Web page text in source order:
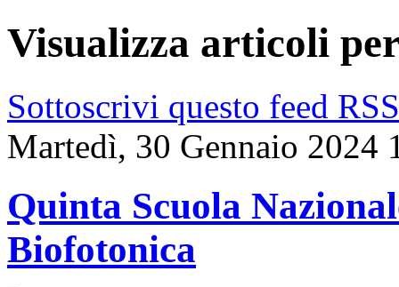
Visualizza articoli
Sottoscrivi questo feed RSS
Martedì, 30 Gennaio 2024
Quinta Scuola
Biofotonica